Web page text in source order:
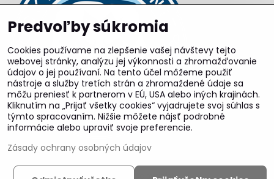
©2026 Copyright
Predvoľby súkromia
Cookies používame na zlepšenie vašej návštevy tejto
webovej stránky, analýzu jej výkonnosti a zhromažďovanie
údajov o jej používaní. Na tento účel môžeme použiť
nástroje a služby tretích strán a zhromaždené údaje sa
môžu preniesť k partnerom v EÚ, USA alebo iných krajinách.
Kliknutím na „Prijať všetky cookies“ vyjadrujete svoj súhlas s
týmto spracovaním. Nižšie môžete nájsť podrobné
informácie alebo upraviť svoje preferencie.
Zásady ochrany osobných údajov